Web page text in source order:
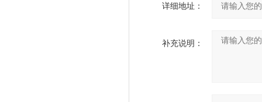
详细地址：
补充说明：